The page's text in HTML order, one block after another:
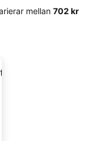
mellan ‎702 kr